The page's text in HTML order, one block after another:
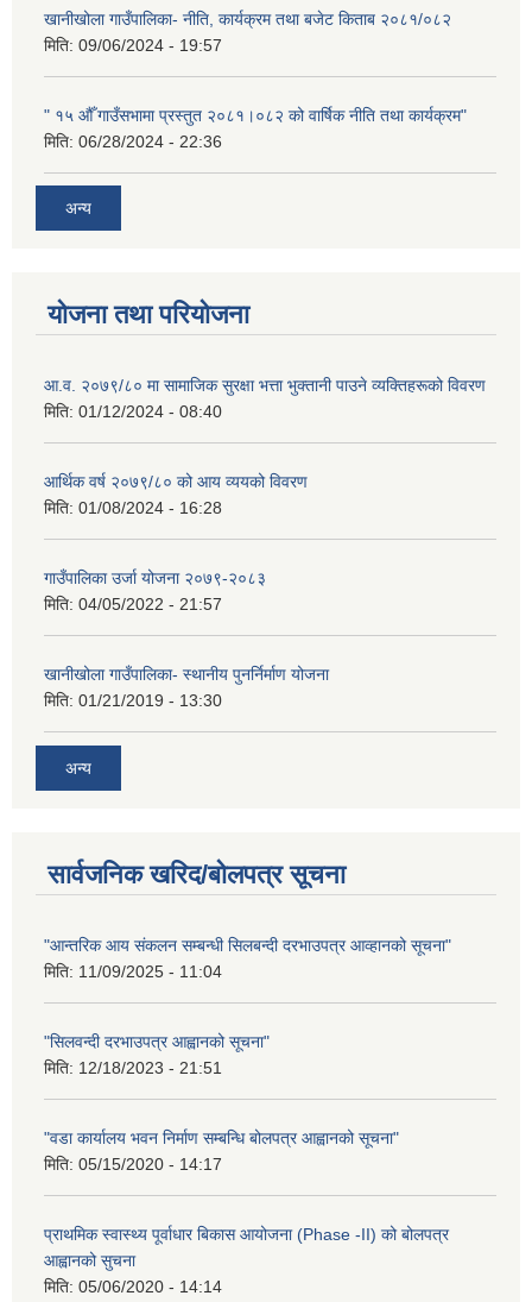
खानीखोला गाउँपालिका- नीति, कार्यक्रम तथा बजेट किताब २०८१/०८२
मिति: 09/06/2024 - 19:57
" १५ औँ गाउँसभामा प्रस्तुत २०८१।०८२ को वार्षिक नीति तथा कार्यक्रम"
मिति: 06/28/2024 - 22:36
अन्य
योजना तथा परियोजना
आ.व. २०७९/८० मा सामाजिक सुरक्षा भत्ता भुक्तानी पाउने व्यक्तिहरूको विवरण
मिति: 01/12/2024 - 08:40
आर्थिक वर्ष २०७९/८० को आय व्ययको विवरण
मिति: 01/08/2024 - 16:28
गाउँपालिका उर्जा योजना २०७९-२०८३
मिति: 04/05/2022 - 21:57
खानीखोला गाउँपालिका- स्थानीय पुनर्निर्माण योजना
मिति: 01/21/2019 - 13:30
अन्य
सार्वजनिक खरिद/बोलपत्र सूचना
"आन्तरिक आय संकलन सम्बन्धी सिलबन्दी दरभाउपत्र आव्हानको सूचना"
मिति: 11/09/2025 - 11:04
"सिलवन्दी दरभाउपत्र आह्वानको सूचना"
मिति: 12/18/2023 - 21:51
"वडा कार्यालय भवन निर्माण सम्बन्धि बोलपत्र आह्वानको सूचना"
मिति: 05/15/2020 - 14:17
प्राथमिक स्वास्थ्य पूर्वाधार बिकास आयोजना (Phase -II) को बोलपत्र
आह्वानको सुचना
मिति: 05/06/2020 - 14:14